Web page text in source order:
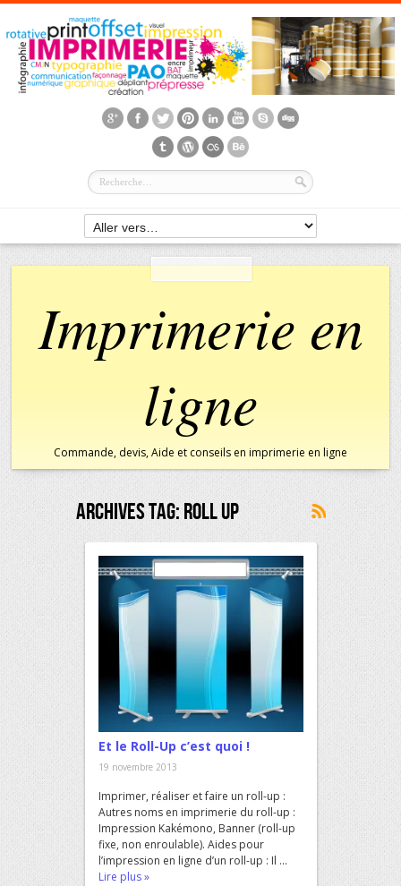
Imprimerie en
ligne
Commande, devis, Aide et conseils en imprimerie en ligne
Archives Tag:Roll Up
Et le Roll-Up c’est quoi !
19 novembre 2013
Imprimer, réaliser et faire un roll-up :
Autres noms en imprimerie du roll-up :
Impression Kakémono, Banner (roll-up
fixe, non enroulable). Aides pour
l’impression en ligne d’un roll-up : Il ...
Lire plus »